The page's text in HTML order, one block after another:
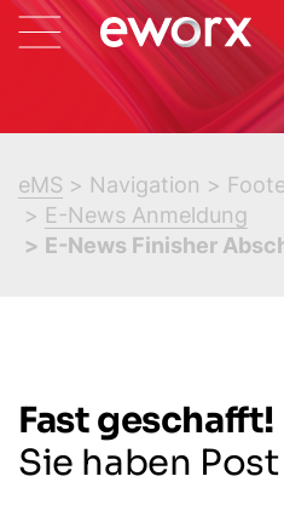
eMS Navigation
E-News Anmeldung
E-News Finisher
Fast geschafft!
Sie haben